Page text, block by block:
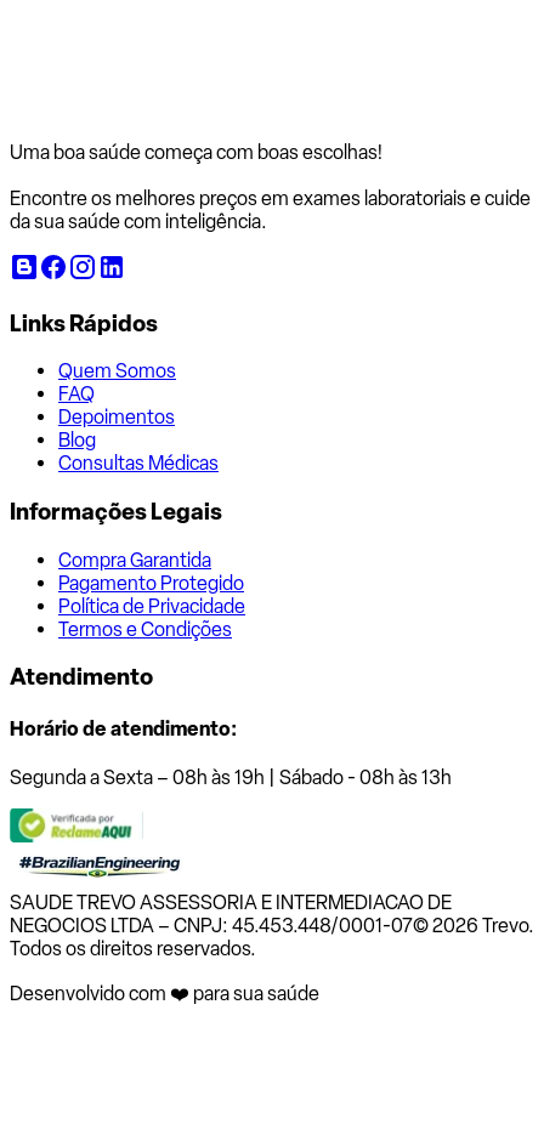
Uma boa saúde começa com boas escolhas!
Encontre os melhores preços em exames laboratoriais e cuide
da sua saúde com inteligência.
Links Rápidos
Quem Somos
FAQ
Depoimentos
Blog
Consultas Médicas
Informações Legais
Compra Garantida
Pagamento Protegido
Política de Privacidade
Termos e Condições
Atendimento
Horário de atendimento:
Segunda a Sexta – 08h às 19h | Sábado - 08h às 13h
SAUDE TREVO ASSESSORIA E INTERMEDIACAO DE
NEGOCIOS LTDA – CNPJ: 45.453.448/0001-07© 2026 Trevo.
Todos os direitos reservados.
Desenvolvido com ❤️ para sua saúde